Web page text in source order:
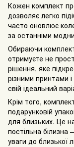
Кожен комплект
дозволяє легко
часто оновлює
за останніми
Обираючи
отримуєте не
рішення, яке
різними принтами
свій ідеальний
Крім того,
подарунковій
для близьких. Це
постільна
уваги до близької